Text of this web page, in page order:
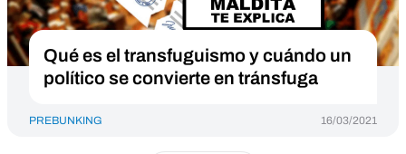
Qué es el transfuguismo y cuándo un
político se convierte en tránsfuga
PREBUNKING 16/03/2021